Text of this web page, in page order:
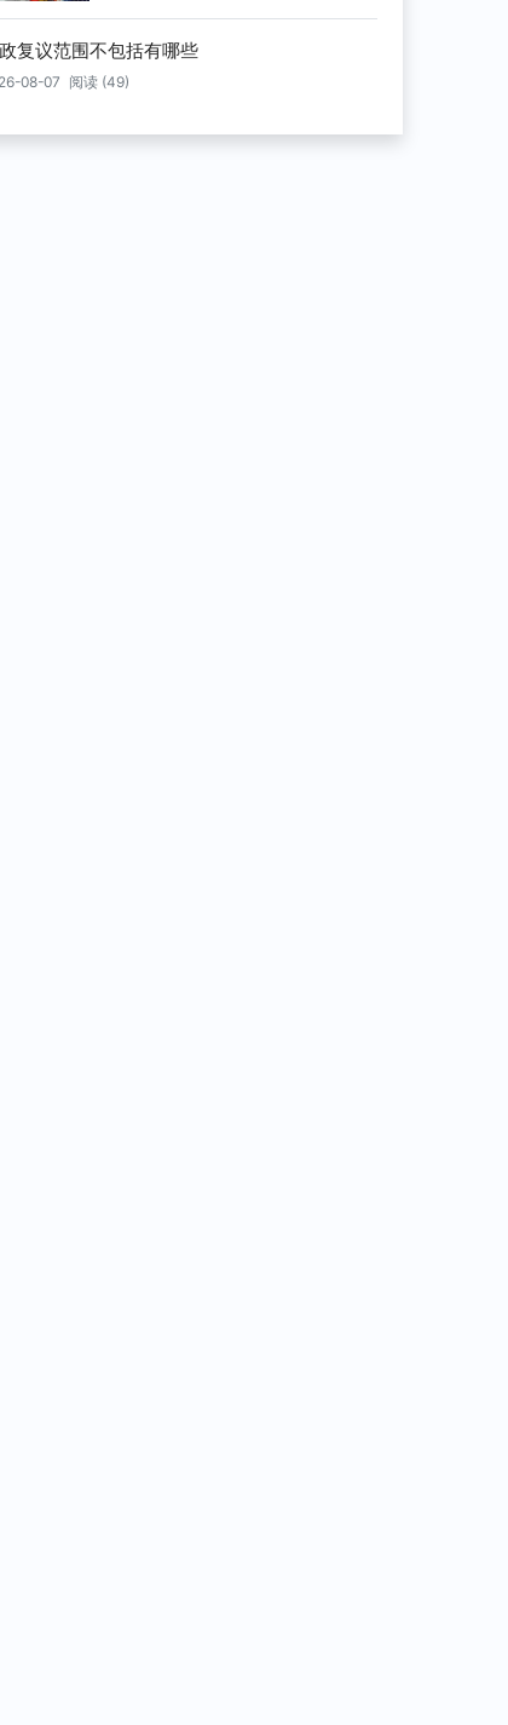
复议范围不包括有哪些
08-07 阅读 (49)